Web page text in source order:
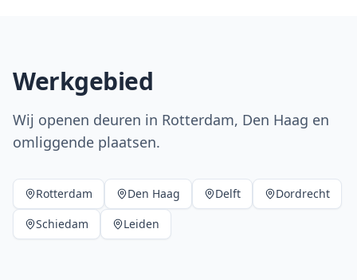
Werkgebied
Wij openen deuren in Rotterdam, Den Haag en
omliggende plaatsen.
Rotterdam Den Haag Delft
Dordrecht
Schiedam
Leiden